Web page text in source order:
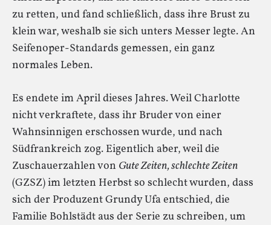
zu retten, und fand schließlich, dass ihre Brust zu
klein war, weshalb sie sich unters Messer legte. An
Seifenoper-Standards gemessen, ein ganz
normales Leben.
Es endete im April dieses Jahres. Weil Charlotte
nicht verkraftete, dass ihr Bruder von einer
Wahnsinnigen erschossen wurde, und nach
Südfrankreich zog. Eigentlich aber, weil die
Zuschauerzahlen von Gute Zeiten, schlechte Zeiten
(GZSZ) im letzten Herbst so schlecht wurden, dass
sich der Produzent Grundy Ufa entschied, die
Familie Bohlstädt aus der Serie zu schreiben, um